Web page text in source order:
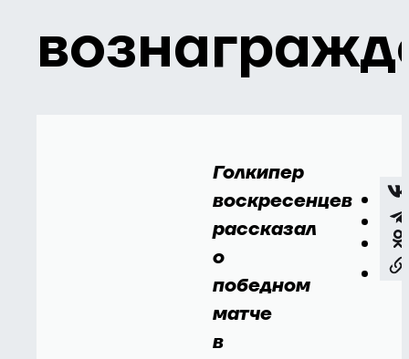
Голкипер
воскресенцев
рассказал
о
победном
матче
в